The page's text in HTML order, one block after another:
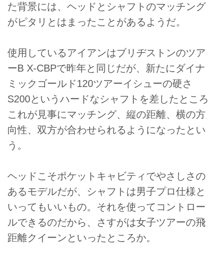
た背景には、ヘッドとシャフトのマッチング
がピタリとはまったことがあるようだ。
使用しているアイアンはブリヂストンのツア
ーB X-CBPで昨年と同じだが、新たにダイナ
ミックゴールド120ツアーイシューの硬さ
S200というハードなシャフトを差したところ
これが見事にマッチング、縦の距離、横の方
向性、双方が合わせられるようになったとい
う。
ヘッドこそポケットキャビティでやさしさの
あるモデルだが、シャフトは男子プロ仕様と
いってもいいもの。それを使ってコントロー
ルできるのだから、さすがは女子ツアーの飛
距離クイーンといったところか。